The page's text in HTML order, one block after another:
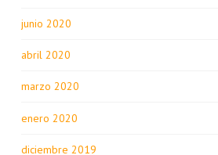
junio 2020
abril 2020
marzo 2020
enero 2020
diciembre 2019